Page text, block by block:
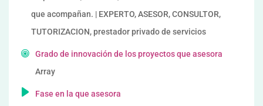
que acompañan. | EXPERTO, ASESOR, CONSULTOR,
TUTORIZACION, prestador privado de servicios
Grado de innovación de los proyectos que asesora
Array
Fase en la que asesora